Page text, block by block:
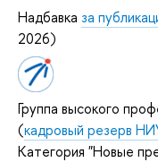
Надбавка за
2026)
Группа высокого
(кадровый резерв
Категория "Новые